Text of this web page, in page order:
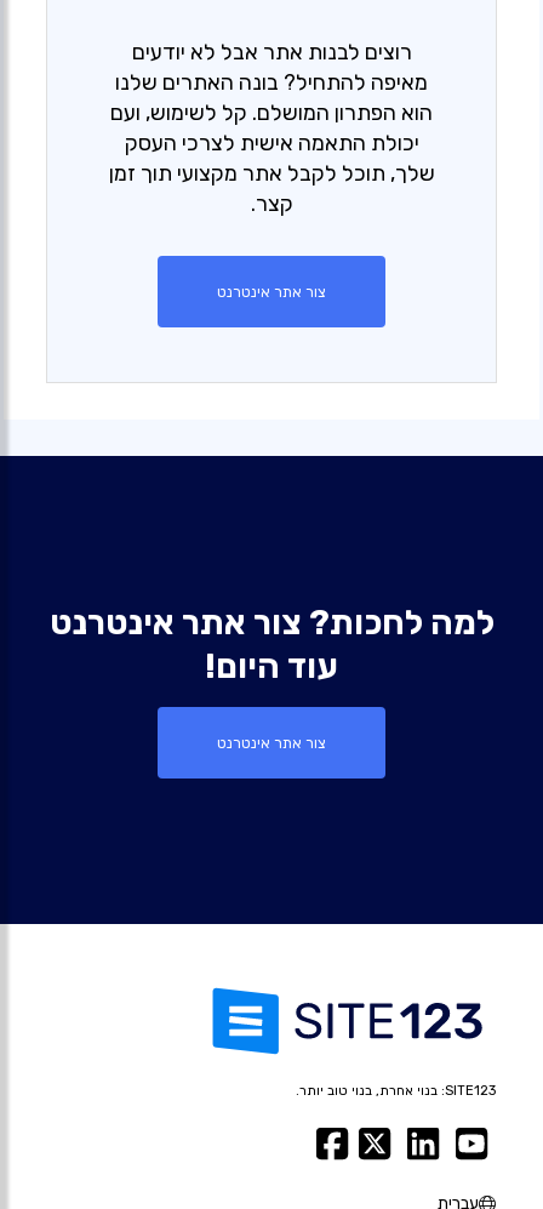
רוצים לבנות אתר אבל לא יודעים
מאיפה להתחיל? בונה האתרים שלנו
הוא הפתרון המושלם. קל לשימוש, ועם
יכולת התאמה אישית לצרכי העסק
שלך, תוכל לקבל אתר מקצועי תוך זמן
קצר.
צור אתר אינטרנט
למה לחכות? צור אתר אינטרנט
עוד היום!
צור אתר אינטרנט
SITE123: בנוי אחרת, בנוי טוב יותר.
עברית